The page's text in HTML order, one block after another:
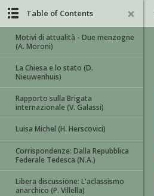
Table of Contents
Motivi di attualità - Due menzogne
(A. Moroni)
La Chiesa e lo stato (D.
Nieuwenhuis)
Rapporto sulla Brigata
internazionale (V. Galassi)
Luisa Michel (H. Herscovici)
Corrispondenze: Dalla Repubblica
Federale Tedesca (N.A.)
Libera discussione: L'aclassismo
anarchico (P. Villella)